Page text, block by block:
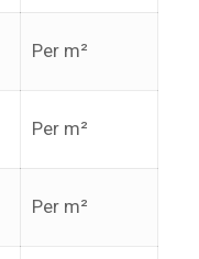
Per m²
Per m²
Per m²